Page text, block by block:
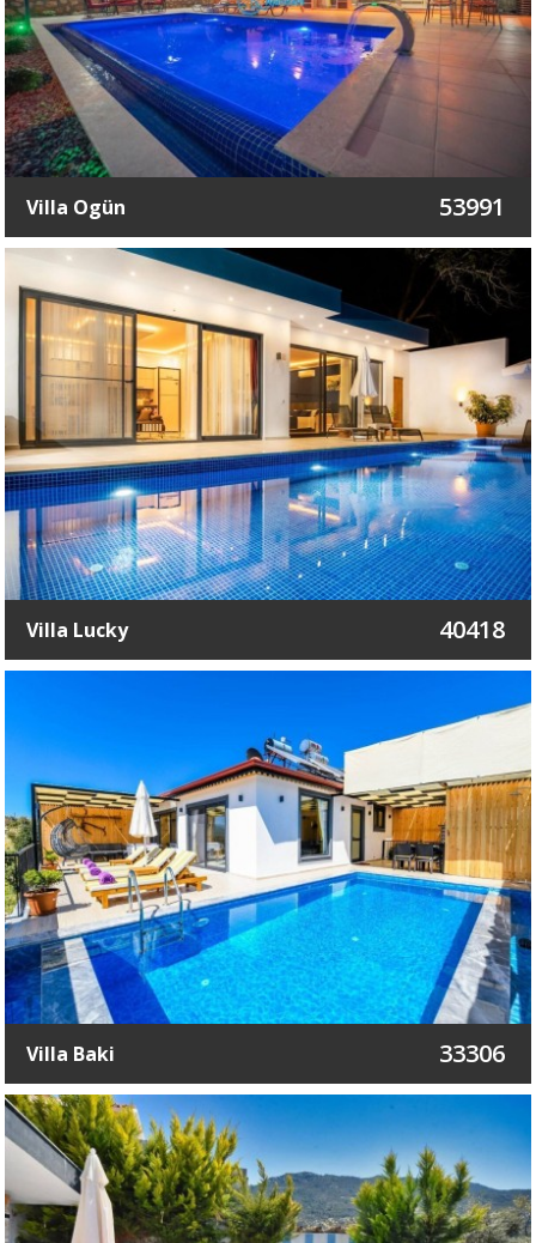
Villa Ogün 53991
Villa Lucky 40418
Villa Baki 33306